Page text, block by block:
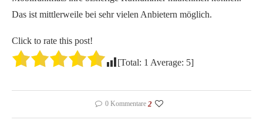
Das ist mittlerweile bei sehr vielen Anbietern möglich.
Click to rate this post!
[Total: 1 Average: 5]
0 Kommentare 2